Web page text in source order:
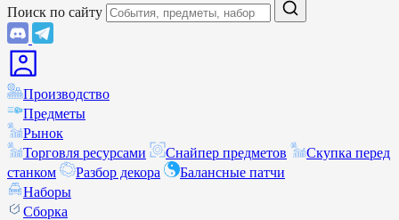
Поиск по сайту
Производство
Предметы
Рынок
Торговля ресурсами
Снайпер предметов
Скупка перед
станком
Разбор декора
Балансные патчи
Наборы
Сборка